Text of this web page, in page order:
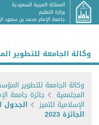
المملكة العربية السعودية
وزارة التعليم
جامعة الإمام محمد بن سعود
وكالة الجامعة للتطوير
وكالة الجامعة للتطوير
المجتمعية جائزة جامعة
الإسلامية للتميز الجدول
الجائزة 2023